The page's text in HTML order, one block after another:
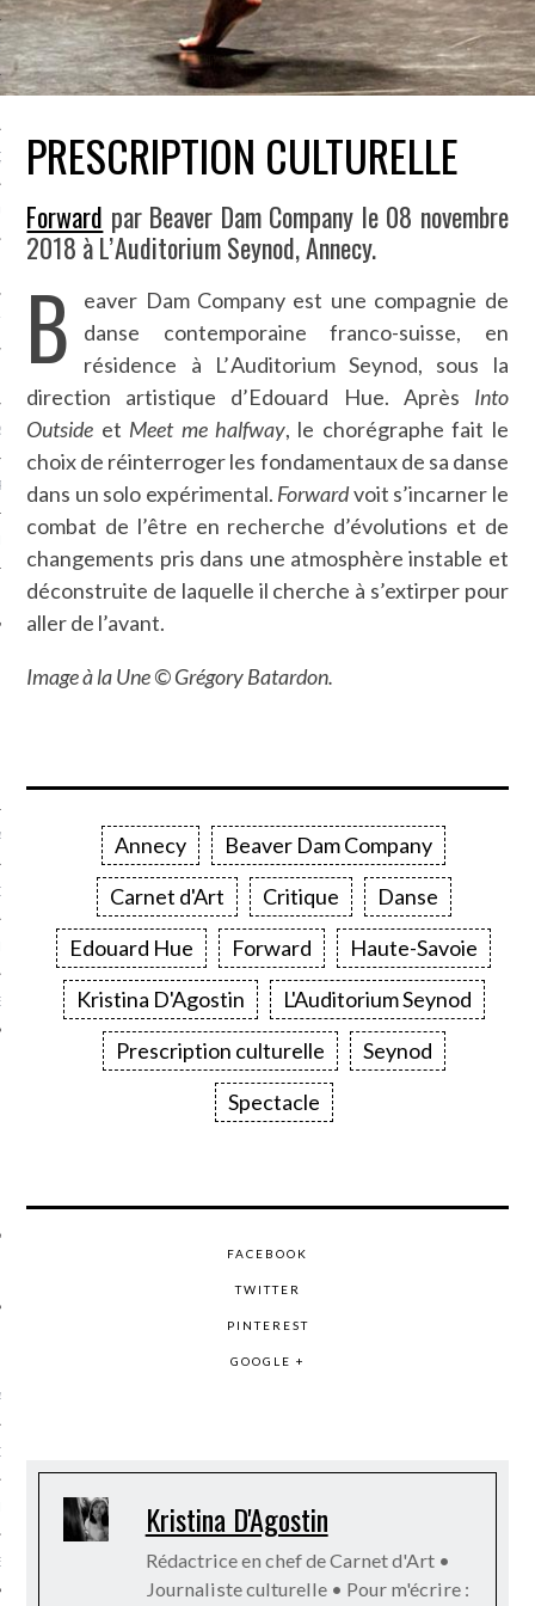
EN VOD
CARAVELLE
PODCAST
CARAVELLE
PODCAST
PRESCRIPTION CULTURELLE
Forward par Beaver Dam Company le 08 novembre
2018 à L’ Auditorium Seynod, Annecy.
B
eaver Dam Company est une compagnie de
danse contemporaine franco-suisse, en
résidence à L’ Auditorium Seynod, sous la
direction artistique d’Edouard Hue. Après Into
Outside et Meet me halfway, le chorégraphe fait le
choix de réinterroger les fondamentaux de sa danse
dans un solo expérimental. Forwardvoit s’incarner le
combat de l’être en recherche d’évolutions et de
changements pris dans une atmosphère instable et
déconstruite de laquelle il cherche à s’extirper pour
aller de l’avant.
Image à la Une © Grégory Batardon.
Annecy
Beaver Dam Company
Carnet d'Art
Critique
Danse
Edouard Hue
Forward
Haute-Savoie
Kristina D'Agostin
L'Auditorium Seynod
Prescription culturelle
Seynod
Spectacle
FACEBOOK
TWITTER
PINTEREST
GOOGLE +
Kristina D'Agostin
Rédactrice en chef de Carnet d'Art •
Journaliste culturelle • Pour m'écrire :